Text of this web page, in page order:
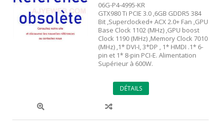
06G-P4-4995-KR
GTX980 Ti PCIE 3.0 ,6GB GDDR5 384
Bit ,Superclocked+ ACX 2.0+ Fan ,GPU
Base Clock 1102 (MHz) ,GPU boost
Clock 1190 (MHz) ,Memory Clock 7010
(MHz) ,1* DVI-I, 3*DP , 1* HMDI .1* 6-
pin et 1* 8-pin PCI-E. Alimentation
Supérieur à 600W.
DÉTAILS